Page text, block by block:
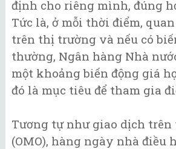
định cho riêng mình, đúng
Tức là, ở mỗi thời điểm,
trên thị trường và nếu có
thường, Ngân hàng Nhà
một khoảng biến động giá
đó là mục tiêu để tham gia
Tương tự như giao dịch
(OMO), hàng ngày nhà điều